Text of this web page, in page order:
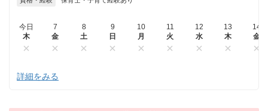
今日
木
7
金
8
土
9
日
10
月
11
火
12
水
13
木
14
金
詳細をみる